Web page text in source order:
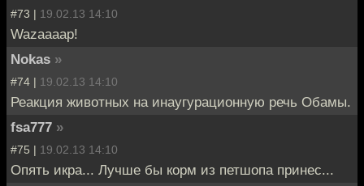
#73 | 19.02.13 14:10
Wazaaaap!
Nokas »
#74 | 19.02.13 14:10
Реакция животных на инаугурационную речь Обамы.
fsa777 »
#75 | 19.02.13 14:10
Опять икра... Лучше бы корм из петшопа принес...